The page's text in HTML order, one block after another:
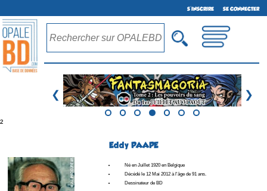
S'INSCRIRE SE CONNECTER
❮ ❯
²
Eddy PAAPE
Né en Juillet 1920 en Belgique
Décédé le 12 Mai 2012 à l'âge de 91 ans.
Dessinateur de BD